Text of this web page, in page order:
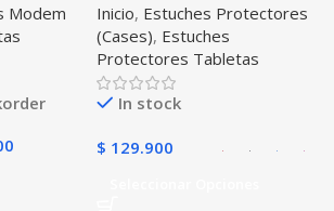
Negro Azul ,Verde
Azul Oscuro
4G
Modem
Tablet Samsung Galaxy
Tab A8 10.5 2021 – 2022
SM-x200 SM-x205 Anti
golpes con soporte
Inicio, Estuches Protectores
(Cases), Estuches
Protectores Tabletas
In stock
$ 129.900